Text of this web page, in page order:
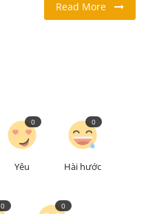
Read More
Yêu
0
Hài hước
0
0 0